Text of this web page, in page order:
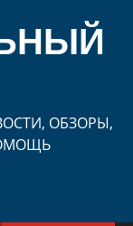
ОБЗОРЫ,